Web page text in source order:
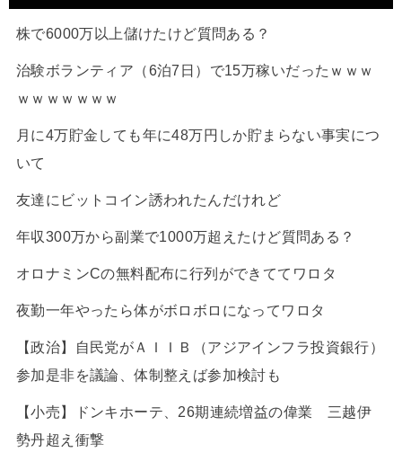
株で6000万以上儲けたけど質問ある？
治験ボランティア（6泊7日）で15万稼いだったｗｗｗ
ｗｗｗｗｗｗｗ
月に4万貯金しても年に48万円しか貯まらない事実につ
いて
友達にビットコイン誘われたんだけれど
年収300万から副業で1000万超えたけど質問ある？
オロナミンCの無料配布に行列ができててワロタ
夜勤一年やったら体がボロボロになってワロタ
【政治】自民党がＡＩＩＢ（アジアインフラ投資銀行）
参加是非を議論、体制整えば参加検討も
【小売】ドンキホーテ、26期連続増益の偉業 三越伊
勢丹超え衝撃